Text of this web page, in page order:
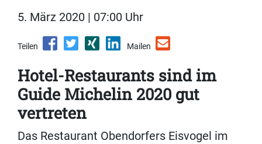
5. März 2020 | 07:00 Uhr
Teilen Mailen
Hotel-Restaurants sind im
Guide Michelin 2020 gut
vertreten
Das Restaurant Obendorfers Eisvogel im